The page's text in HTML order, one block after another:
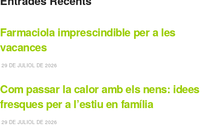
Farmaciola imprescindible per a les
vacances
29 DE JULIOL DE 2026
Com passar la calor amb els nens: idees
fresques per a l’estiu en família
29 DE JULIOL DE 2026